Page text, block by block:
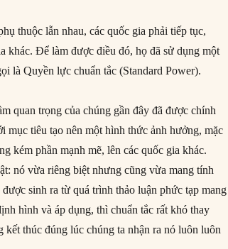
thuộc lẫn nhau, các quốc gia phải tiếp tục,
khác. Để làm được điều đó, họ đã sử dụng một
là Quyền lực chuẩn tắc (Standard Power).
quan trọng của chúng gần đây đã được chính
mục tiêu tạo nên một hình thức ảnh hưởng, mặc
kém phần mạnh mẽ, lên các quốc gia khác.
nó vừa riêng biệt nhưng cũng vừa mang tính
sinh ra từ quá trình thảo luận phức tạp mang
hình và áp dụng, thì chuẩn tắc rất khó thay
thúc đúng lúc chúng ta nhận ra nó luôn luôn